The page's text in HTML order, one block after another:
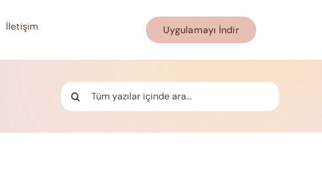
İletişim Uygulamayı İndir
Ara: